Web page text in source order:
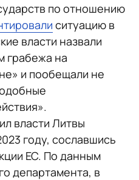
по отношению
ситуацию в
власти назвали
грабежа на
и пообещали не
власти Литвы
году, сославшись
ЕС. По данным
департамента, в